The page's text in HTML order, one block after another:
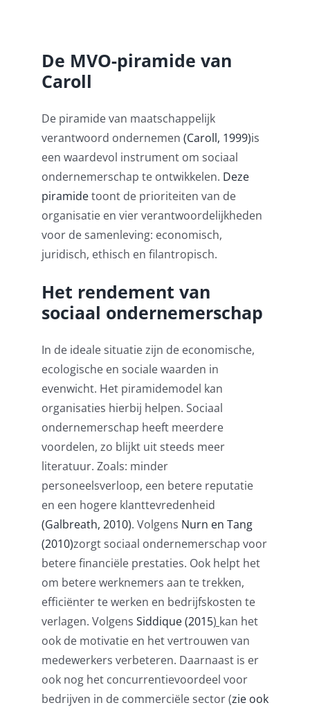
De MVO-piramide van
Caroll
De piramide van maatschappelijk
verantwoord ondernemen (Caroll, 1999)is
een waardevol instrument om sociaal
ondernemerschap te ontwikkelen. Deze
piramidetoont de prioriteiten van de
organisatie en vier verantwoordelijkheden
voor de samenleving: economisch,
juridisch, ethisch en filantropisch.
Het rendement van
sociaal ondernemerschap
In de ideale situatie zijn de economische,
ecologische en sociale waarden in
evenwicht. Het piramidemodel kan
organisaties hierbij helpen. Sociaal
ondernemerschap heeft meerdere
voordelen, zo blijkt uit steeds meer
literatuur. Zoals: minder
personeelsverloop, een betere reputatie
en een hogere klanttevredenheid
(Galbreath, 2010). Volgens Nurn en Tang
(2010)zorgt sociaal ondernemerschap voor
betere financiële prestaties. Ook helpt het
om betere werknemers aan te trekken,
efficiënter te werken en bedrijfskosten te
verlagen. Volgens Siddique (2015) kan het
ook de motivatie en het vertrouwen van
medewerkers verbeteren. Daarnaast is er
ook nog het concurrentievoordeel voor
bedrijven in de commerciële sector (zie ook